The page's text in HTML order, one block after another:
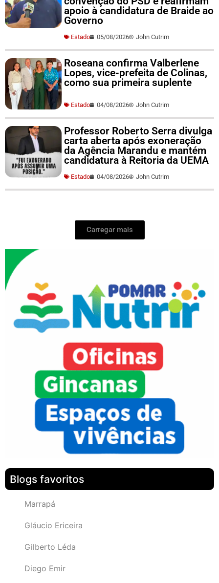
apoio à candidatura de Braide ao
Governo
Estado 05/08/2026 John Cutrim
Roseana confirma Valberlene
Lopes, vice-prefeita de Colinas,
como sua primeira suplente
Estado 04/08/2026 John Cutrim
Professor Roberto Serra divulga
carta aberta após exoneração
da Agência Marandu e mantém
candidatura à Reitoria da UEMA
Estado 04/08/2026 John Cutrim
Carregar mais
Blogs favoritos
Marrapá
Gláucio Ericeira
Gilberto Léda
Diego Emir